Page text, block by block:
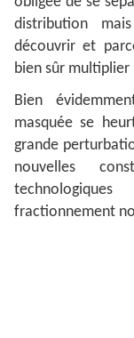
distribution
découvrir et
bien sûr multiplier
Bien
masquée se
grande
nouvelles
fractionnement